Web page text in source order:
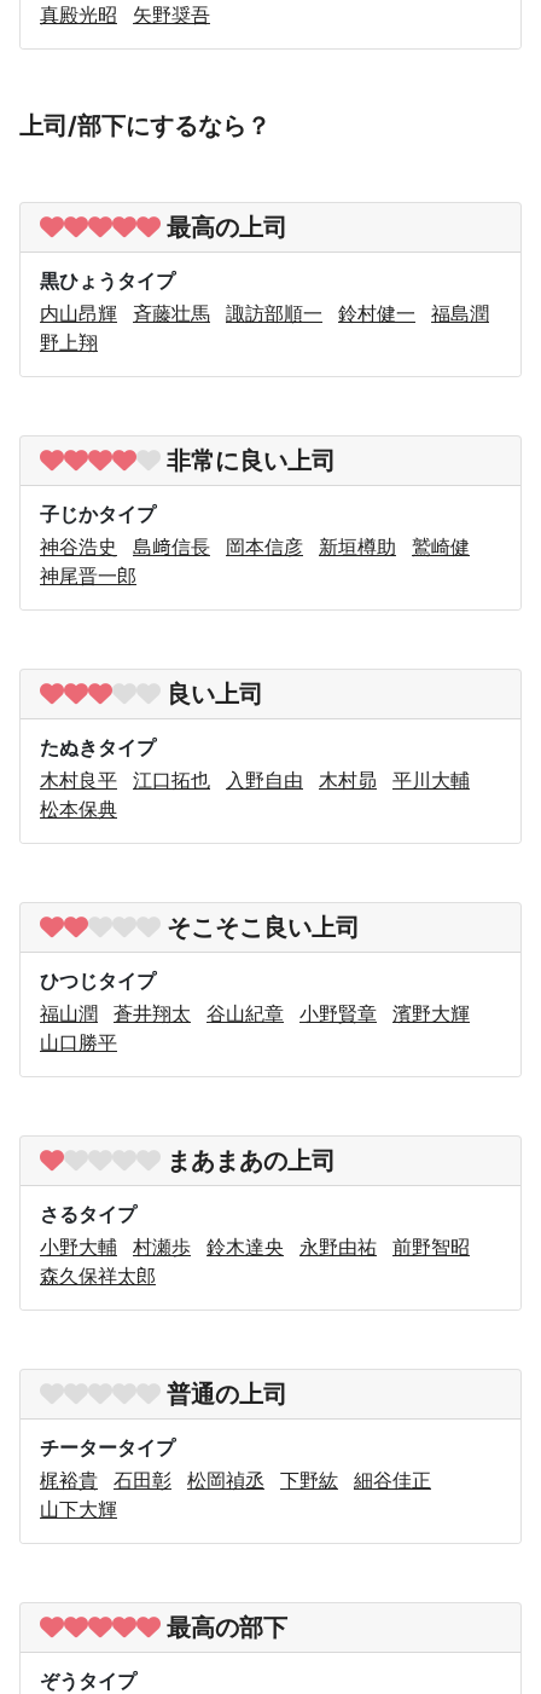
真殿光昭
矢野奨吾
上司/部下にするなら？
最高の上司
黒ひょうタイプ
内山昂輝
斉藤壮馬 諏訪部順一 鈴村健一
福島潤
野上翔
非常に良い上司
子じかタイプ
神谷浩史
島﨑信長 岡本信彦 新垣樽助
鷲崎健
神尾晋一郎
良い上司
たぬきタイプ
木村良平
江口拓也 入野自由 木村昴
平川大輔
松本保典
そこそこ良い上司
ひつじタイプ
福山潤
蒼井翔太 谷山紀章 小野賢章
濱野大輝
山口勝平
まあまあの上司
さるタイプ
小野大輔
村瀬歩 鈴木達央 永野由祐
前野智昭
森久保祥太郎
普通の上司
チータータイプ
梶裕貴
石田彰 松岡禎丞 下野紘
細谷佳正
山下大輝
最高の部下
ぞうタイプ